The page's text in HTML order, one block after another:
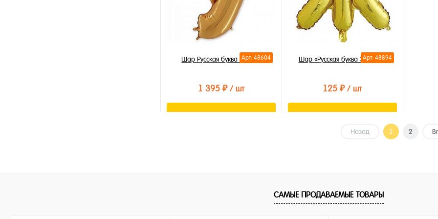
Арт: 48604
Шар Русская буква У 85см
1 395 ₽ / шт
Арт: 48894
Шар «Русская буква Ж» 35см
125 ₽/ шт
Назад 1 2
САМЫЕ ПРОДАВАЕМЫЕ ТОВАРЫ